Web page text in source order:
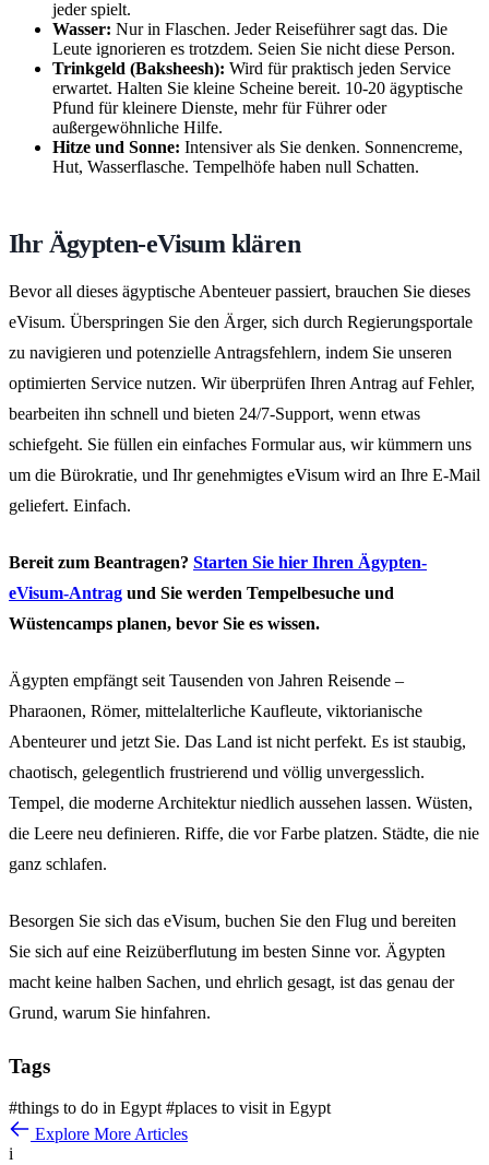
jeder spielt.
Wasser: Nur in Flaschen. Jeder Reiseführer sagt das. Die
Leute ignorieren es trotzdem. Seien Sie nicht diese Person.
Trinkgeld (Baksheesh): Wird für praktisch jeden Service
erwartet. Halten Sie kleine Scheine bereit. 10-20 ägyptische
Pfund für kleinere Dienste, mehr für Führer oder
außergewöhnliche Hilfe.
Hitze und Sonne: Intensiver als Sie denken. Sonnencreme,
Hut, Wasserflasche. Tempelhöfe haben null Schatten.
Ihr Ägypten-eVisum klären
Bevor all dieses ägyptische Abenteuer passiert, brauchen Sie dieses
eVisum. Überspringen Sie den Ärger, sich durch Regierungsportale
zu navigieren und potenzielle Antragsfehlern, indem Sie unseren
optimierten Service nutzen. Wir überprüfen Ihren Antrag auf Fehler,
bearbeiten ihn schnell und bieten 24/7-Support, wenn etwas
schiefgeht. Sie füllen ein einfaches Formular aus, wir kümmern uns
um die Bürokratie, und Ihr genehmigtes eVisum wird an Ihre E-Mail
geliefert. Einfach.
Bereit zum Beantragen? Starten Sie hier Ihren Ägypten-
eVisum-Antrag und Sie werden Tempelbesuche und
Wüstencamps planen, bevor Sie es wissen.
Ägypten empfängt seit Tausenden von Jahren Reisende –
Pharaonen, Römer, mittelalterliche Kaufleute, viktorianische
Abenteurer und jetzt Sie. Das Land ist nicht perfekt. Es ist staubig,
chaotisch, gelegentlich frustrierend und völlig unvergesslich.
Tempel, die moderne Architektur niedlich aussehen lassen. Wüsten,
die Leere neu definieren. Riffe, die vor Farbe platzen. Städte, die nie
ganz schlafen.
Besorgen Sie sich das eVisum, buchen Sie den Flug und bereiten
Sie sich auf eine Reizüberflutung im besten Sinne vor. Ägypten
macht keine halben Sachen, und ehrlich gesagt, ist das genau der
Grund, warum Sie hinfahren.
Tags
#things to do in Egypt#places to visit in Egypt
Explore More Articles
i